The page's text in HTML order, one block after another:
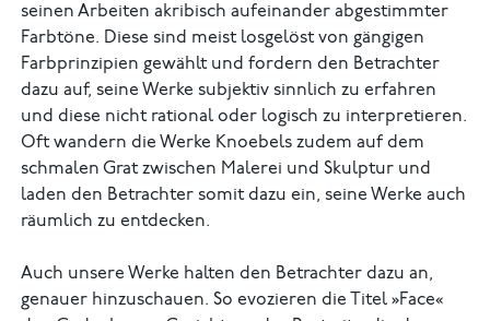
seinen Arbeiten akribisch aufeinander abgestimmter
Farbtöne. Diese sind meist losgelöst von gängigen
Farbprinzipien gewählt und fordern den Betrachter
dazu auf, seine Werke subjektiv sinnlich zu erfahren
und diese nicht rational oder logisch zu interpretieren.
Oft wandern die Werke Knoebels zudem auf dem
schmalen Grat zwischen Malerei und Skulptur und
laden den Betrachter somit dazu ein, seine Werke auch
räumlich zu entdecken.
Auch unsere Werke halten den Betrachter dazu an,
genauer hinzuschauen. So evozieren die Titel »Face«